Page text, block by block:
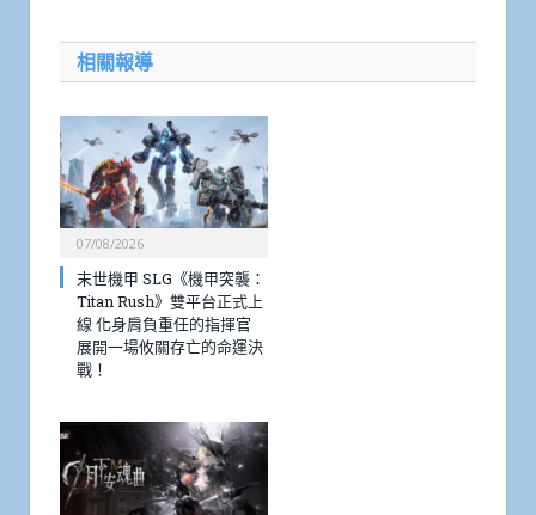
相關報導
07/08/2026
末世機甲 SLG《機甲突襲：
Titan Rush》雙平台正式上
線 化身肩負重任的指揮官
展開一場攸關存亡的命運決
戰！